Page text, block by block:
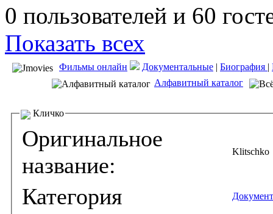
0 пользователей и 60
Показать всех
Фильмы онлайн Документальные | Биография |
Алфавитный каталог
Кличко
Оригинальное
название:
Klitschko
Категория